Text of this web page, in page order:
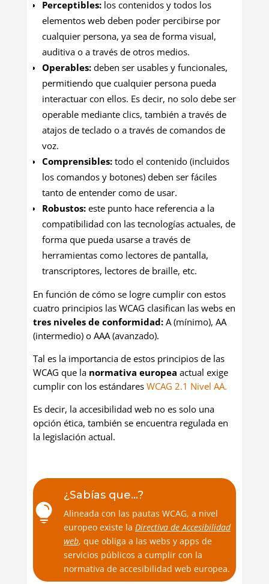
Perceptibles:los contenidos y todos los
elementos web deben poder percibirse por
cualquier persona, ya sea de forma visual,
auditiva o a través de otros medios.
Operables: deben ser usables y funcionales,
permitiendo que cualquier persona pueda
interactuar con ellos. Es decir, no solo debe ser
operable mediante clics, también a través de
atajos de teclado o a través de comandos de
voz.
Comprensibles: todo el contenido (incluidos
los comandos y botones) deben ser fáciles
tanto de entender como de usar.
Robustos: este punto hace referencia a la
compatibilidad con las tecnologías actuales, de
forma que pueda usarse a través de
herramientas como lectores de pantalla,
transcriptores, lectores de braille, etc.
En función de cómo se logre cumplir con estos
cuatro principios las WCAG clasifican las webs en
tres niveles de conformidad:A (mínimo), AA
(intermedio) o AAA (avanzado).
Tal es la importancia de estos principios de las
WCAG que la normativa europea actual exige
cumplir con los estándares WCAG 2.1 Nivel AA.
Es decir, la accesibilidad web no es solo una
opción ética, también se encuentra regulada en
la legislación actual.

¿Sabías que...?
Alineada con las pautas WCAG, a nivel
europeo existe la Directiva de Accesibilidad
web, que obliga a las webs y apps de
servicios públicos a cumplir con la
normativa de accesibilidad web europea.